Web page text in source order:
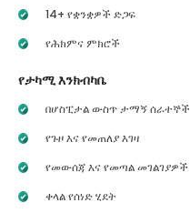
14+ የቋንቋዎች ድጋፍ
የሕክምና ምክሮች
የታካሚ እንክብካቤ
በሆስፒታል ውስጥ ታማኝ ሰራተኞች
የጉዞ እና የመጠለያ እገዛ
የመውሰጃ እና የመጣል መገልገያዎች
ቀላል የሰነድ ሂደት